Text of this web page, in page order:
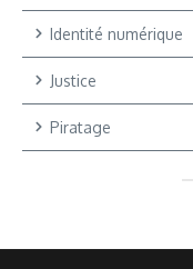
Identité numérique
Justice
Piratage